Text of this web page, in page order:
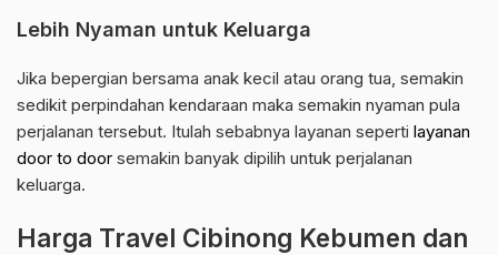
Lebih Nyaman untuk Keluarga
Jika bepergian bersama anak kecil atau orang tua, semakin
sedikit perpindahan kendaraan maka semakin nyaman pula
perjalanan tersebut. Itulah sebabnya layanan seperti layanan
door to door semakin banyak dipilih untuk perjalanan
keluarga.
Harga Travel Cibinong Kebumen dan